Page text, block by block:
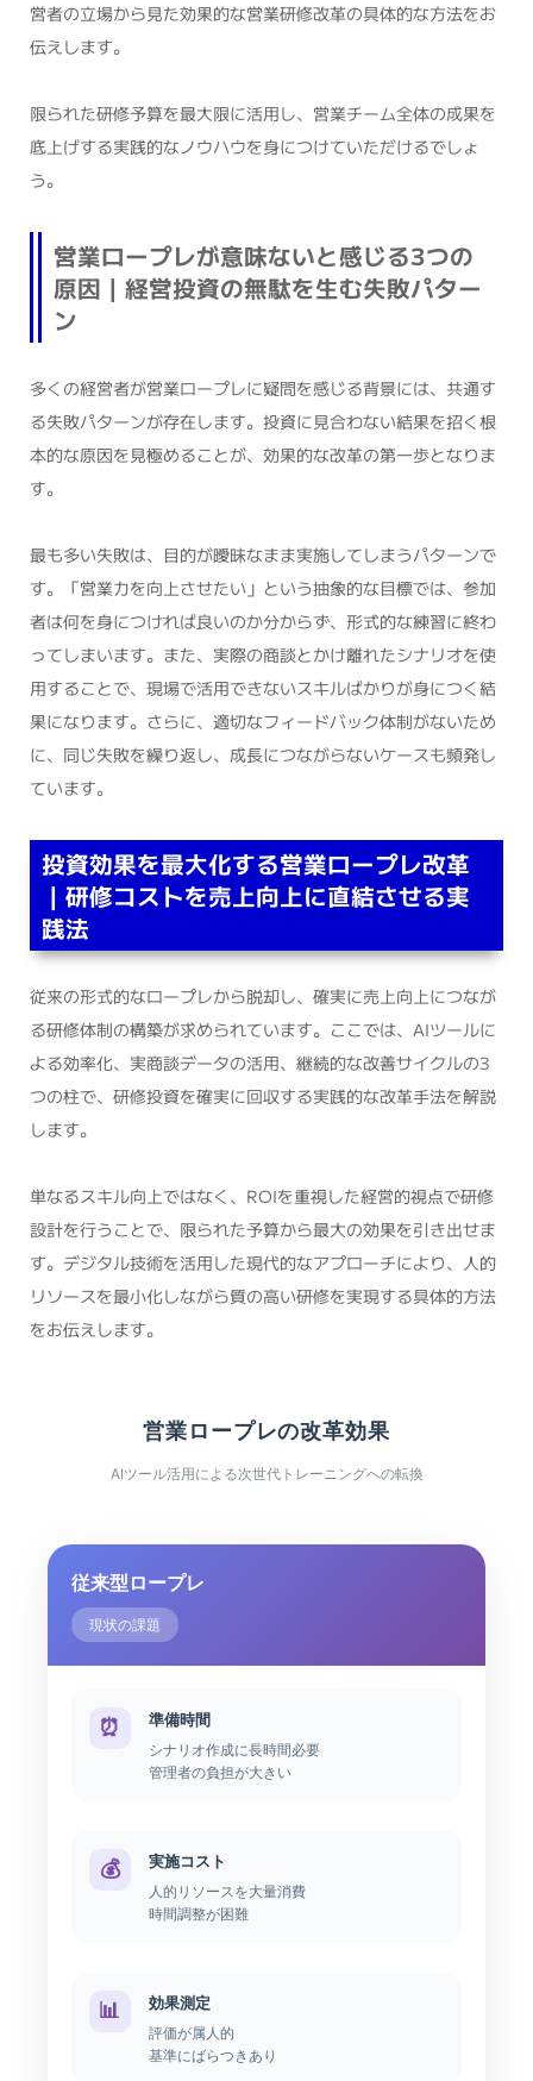
営者の立場から見た効果的な営業研修改革の具体的な方法をお
伝えします。
限られた研修予算を最大限に活用し、営業チーム全体の成果を
底上げする実践的なノウハウを身につけていただけるでしょ
う。
営業ロープレが意味ないと感じる3つの
原因｜経営投資の無駄を生む失敗パター
ン
多くの経営者が営業ロープレに疑問を感じる背景には、共通す
る失敗パターンが存在します。投資に見合わない結果を招く根
本的な原因を見極めることが、効果的な改革の第一歩となりま
す。
最も多い失敗は、目的が曖昧なまま実施してしまうパターンで
す。「営業力を向上させたい」という抽象的な目標では、参加
者は何を身につければ良いのか分からず、形式的な練習に終わ
ってしまいます。また、実際の商談とかけ離れたシナリオを使
用することで、現場で活用できないスキルばかりが身につく結
果になります。さらに、適切なフィードバック体制がないため
に、同じ失敗を繰り返し、成長につながらないケースも頻発し
ています。
投資効果を最大化する営業ロープレ改革
｜研修コストを売上向上に直結させる実
践法
従来の形式的なロープレから脱却し、確実に売上向上につなが
る研修体制の構築が求められています。ここでは、AIツールに
よる効率化、実商談データの活用、継続的な改善サイクルの3
つの柱で、研修投資を確実に回収する実践的な改革手法を解説
します。
単なるスキル向上ではなく、ROIを重視した経営的視点で研修
設計を行うことで、限られた予算から最大の効果を引き出せま
す。デジタル技術を活用した現代的なアプローチにより、人的
リソースを最小化しながら質の高い研修を実現する具体的方法
をお伝えします。
営業ロープレの改革効果
AIツール活用による次世代トレーニングへの転換
従来型ロープレ
現状の課題
⏰ 準備時間
シナリオ作成に長時間必要
管理者の負担が大きい
💰 実施コスト
人的リソースを大量消費
時間調整が困難
📊 効果測定
評価が属人的
基準にばらつきあり